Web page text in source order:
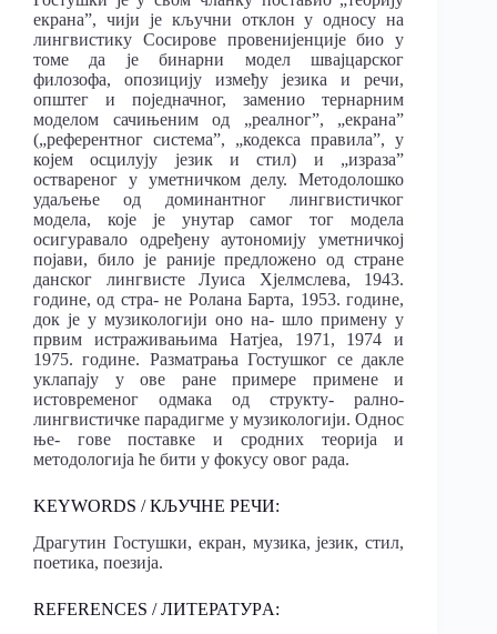
екрана”, чији је кључни отклон у односу на
лингвистику Сосирове провенијенције био у
томе да је бинарни модел швајцарског
филозофа, опозицију између језика и речи,
општег и поједначног, заменио тернарним
моделом сачињеним од „реалног”, „екрана”
(„референтног система”, „кодекса правила”, у
којем осцилују језик и стил) и „израза”
оствареног у уметничком делу. Методолошко
удаљење од доминантног лингвистичког
модела, које је унутар самог тог модела
осигуравало одређену аутономију уметничкој
појави, било је раније предложено од стране
данског лингвисте Луиса Хјелмслева, 1943.
године, од стра- не Ролана Барта, 1953. године,
док је у музикологији оно на- шло примену у
првим истраживањима Натјеа, 1971, 1974 и
1975. године. Разматрања Гостушког се дакле
уклапају у ове ране примере примене и
истовременог одмака од структу- рално-
лингвистичке парадигме у музикологији. Однос
ње- гове поставке и сродних теорија и
методологија ће бити у фокусу овог рада.
KEYWORDS / КЉУЧНЕ РЕЧИ:
Драгутин Гостушки, екран, музика, језик, стил,
поетика, поезија.
REFERENCES / ЛИТЕРАТУРA: